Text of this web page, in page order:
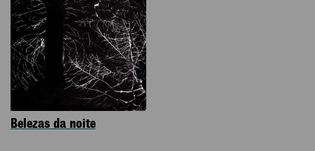
Belezas da noite